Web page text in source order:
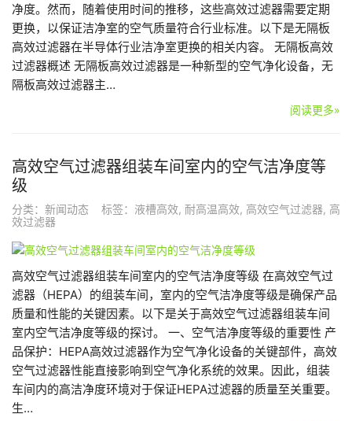
净度。然而，随着使用时间的推移，这些高效过滤器需要定期
更换，以保证洁净室的空气质量符合行业标准。以下是无隔板
高效过滤器在半导体行业洁净室更换的相关内容。 无隔板高效
过滤器概述 无隔板高效过滤器是一种新型的空气净化设备，无
隔板高效过滤器主…
阅读更多»
高效空气过滤器组装车间室内的空气洁净度等
级
分类： 新闻动态 标签： 液槽高效, 耐高温高效, 高效空气过滤器, 高
效过滤器
高效空气过滤器组装车间室内的空气洁净度等级 在高效空气过
滤器（HEPA）的组装车间，室内的空气洁净度等级是确保产品
质量和性能的关键因素。以下是关于高效空气过滤器组装车间
室内空气洁净度等级的探讨。 一、空气洁净度等级的重要性 产
品保护：HEPA高效过滤器作为空气净化设备的关键部件，高效
空气过滤器性能直接影响到空气净化系统的效果。因此，组装
车间内的高洁净度环境对于保证HEPA过滤器的质量至关重要。
生…